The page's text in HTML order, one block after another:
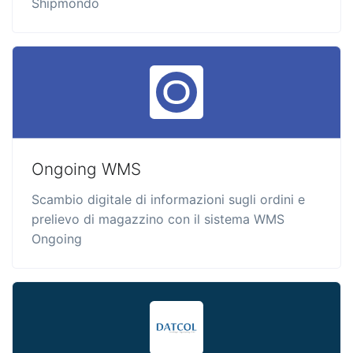
Shipmondo
Ongoing WMS
Scambio digitale di informazioni sugli ordini e
prelievo di magazzino con il sistema WMS
Ongoing